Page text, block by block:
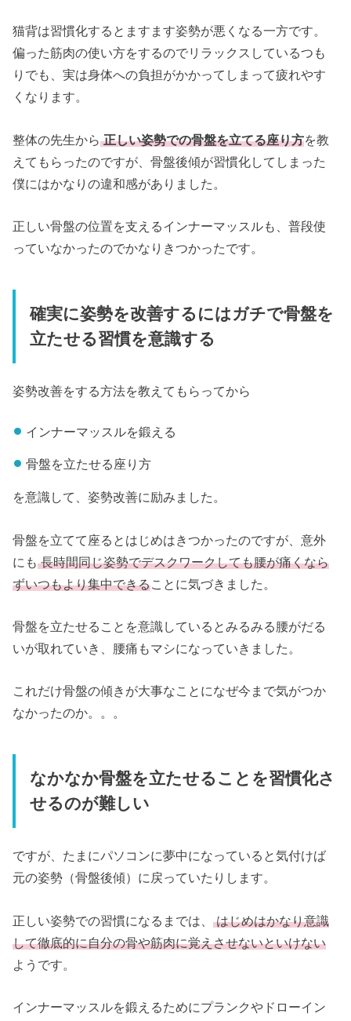
猫背は習慣化するとますます姿勢が悪くなる一方です。
偏った筋肉の使い方をするのでリラックスしているつも
りでも、実は身体への負担がかかってしまって疲れやす
くなります。
整体の先生から正しい姿勢での骨盤を立てる座り方を教
えてもらったのですが、骨盤後傾が習慣化してしまった
僕にはかなりの違和感がありました。
正しい骨盤の位置を支えるインナーマッスルも、普段使
っていなかったのでかなりきつかったです。
確実に姿勢を改善するにはガチで骨盤を
立たせる習慣を意識する
姿勢改善をする方法を教えてもらってから
インナーマッスルを鍛える
骨盤を立たせる座り方
を意識して、姿勢改善に励みました。
骨盤を立てて座るとはじめはきつかったのですが、意外
にも長時間同じ姿勢でデスクワークしても腰が痛くなら
ずいつもより集中できることに気づきました。
骨盤を立たせることを意識しているとみるみる腰がだる
いが取れていき、腰痛もマシになっていきました。
これだけ骨盤の傾きが大事なことになぜ今まで気がつか
なかったのか。。。
なかなか骨盤を立たせることを習慣化さ
せるのが難しい
ですが、たまにパソコンに夢中になっていると気付けば
元の姿勢（骨盤後傾）に戻っていたりします。
正しい姿勢での習慣になるまでは、はじめはかなり意識
して徹底的に自分の骨や筋肉に覚えさせないといけない
ようです。
インナーマッスルを鍛えるためにプランクやドローイン